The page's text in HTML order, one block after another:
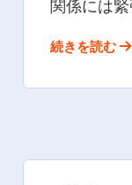
関係には緊
続きを読む